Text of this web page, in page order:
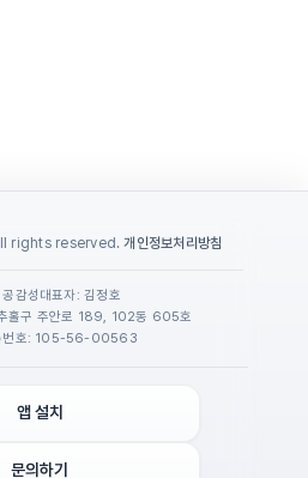
rights reserved.개인정보처리방침
감성 대표자: 김정호
홀구 주안로 189, 102동 605호
번호: 105-56-00563
앱 설치
문의하기